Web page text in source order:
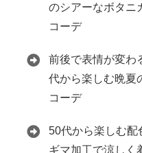
のシアーなボタニ
コーデ
前後で表情が変わ
代から楽しむ晩夏
コーデ
50代から楽しむ配
ギマ加工で涼しく